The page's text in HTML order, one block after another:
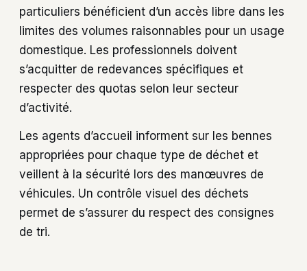
particuliers bénéficient d’un accès libre dans les
limites des volumes raisonnables pour un usage
domestique. Les professionnels doivent
s’acquitter de redevances spécifiques et
respecter des quotas selon leur secteur
d’activité.
Les agents d’accueil informent sur les bennes
appropriées pour chaque type de déchet et
veillent à la sécurité lors des manœuvres de
véhicules. Un contrôle visuel des déchets
permet de s’assurer du respect des consignes
de tri.